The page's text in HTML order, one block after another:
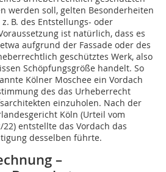
werden soll, gelten Besonderheiten
B. des Entstellungs- oder
ist natürlich, dass es
aufgrund der Fassade oder des
geschütztes Werk, also
Schöpfungsgröße handelt. So
Kölner Moschee ein Vordach
des das Urheberrecht
einzuholen. Nach der
Köln (Urteil vom
22) entstellte das Vordach das
desselben führte.
–